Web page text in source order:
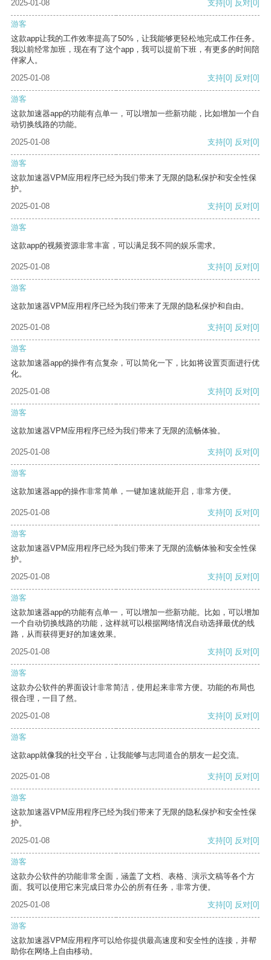
2025-01-08 支持 [0] 反对 [0]
游客
这款app让我的工作效率提高了50%，让我能够更轻松地完成工作任务。
我以前经常加班，现在有了这个app，我可以提前下班，有更多的时间陪
伴家人。
2025-01-08
支持[0] 反对[0]
游客
这款加速器app的功能有点单一，可以增加一些新功能，比如增加一个自
动切换线路的功能。
2025-01-08
支持[0] 反对[0]
游客
这款加速器VPM应用程序已经为我们带来了无限的隐私保护和安全性保
护。
2025-01-08
支持[0] 反对[0]
游客
这款app的视频资源非常丰富，可以满足我不同的娱乐需求。
2025-01-08 支持[0] 反对[0]
游客
这款加速器VPM应用程序已经为我们带来了无限的隐私保护和自由。
2025-01-08 支持[0] 反对[0]
游客
这款加速器app的操作有点复杂，可以简化一下，比如将设置页面进行优
化。
2025-01-08
支持[0] 反对[0]
游客
这款加速器VPM应用程序已经为我们带来了无限的流畅体验。
2025-01-08 支持[0] 反对[0]
游客
这款加速器app的操作非常简单，一键加速就能开启，非常方便。
2025-01-08 支持[0] 反对[0]
游客
这款加速器VPM应用程序已经为我们带来了无限的流畅体验和安全性保
护。
2025-01-08
支持[0] 反对[0]
游客
这款加速器app的功能有点单一，可以增加一些新功能。比如，可以增加
一个自动切换线路的功能，这样就可以根据网络情况自动选择最优的线
路，从而获得更好的加速效果。
2025-01-08
支持[0] 反对[0]
游客
这款办公软件的界面设计非常简洁，使用起来非常方便。功能的布局也
很合理，一目了然。
2025-01-08
支持[0] 反对[0]
游客
这款app就像我的社交平台，让我能够与志同道合的朋友一起交流。
2025-01-08 支持[0] 反对[0]
游客
这款加速器VPM应用程序已经为我们带来了无限的隐私保护和安全性保
护。
2025-01-08
支持[0] 反对[0]
游客
这款办公软件的功能非常全面，涵盖了文档、表格、演示文稿等各个方
面。我可以使用它来完成日常办公的所有任务，非常方便。
2025-01-08
支持[0] 反对[0]
游客
这款加速器VPM应用程序可以给你提供最高速度和安全性的连接，并帮
助你在网络上自由移动。